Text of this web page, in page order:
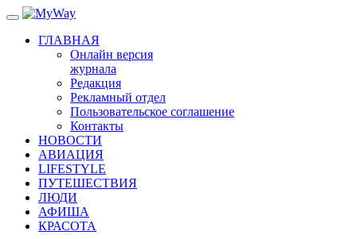
ГЛАВНАЯ
Онлайн версия
журнала
Редакция
Рекламный отдел
Пользовательское соглашение
Контакты
НОВОСТИ
АВИАЦИЯ
LIFESTYLE
ПУТЕШЕСТВИЯ
ЛЮДИ
АФИША
КРАСОТА